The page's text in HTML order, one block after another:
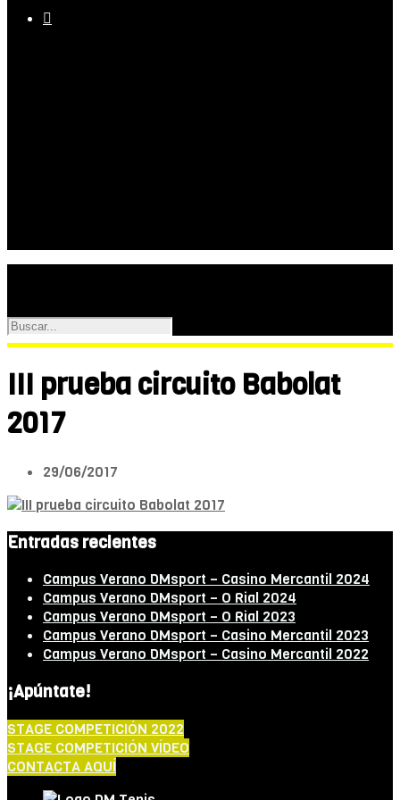

III prueba circuito Babolat
2017
29/06/2017
Entradas recientes
Campus Verano DMsport – Casino Mercantil 2024
Campus Verano DMsport – O Rial 2024
Campus Verano DMsport – O Rial 2023
Campus Verano DMsport – Casino Mercantil 2023
Campus Verano DMsport – Casino Mercantil 2022
¡Apúntate!
STAGE COMPETICIÓN 2022
STAGE COMPETICIÓN VÍDEO
CONTACTA AQUÍ